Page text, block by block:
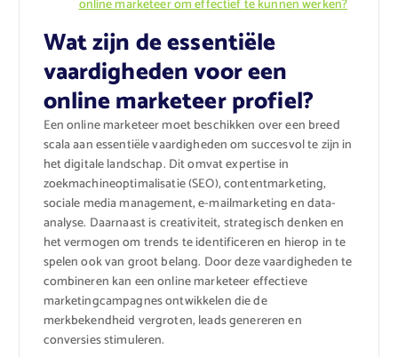
online marketeer om effectief te kunnen werken?
Wat zijn de essentiële
vaardigheden voor een
online marketeer profiel?
Een online marketeer moet beschikken over een breed
scala aan essentiële vaardigheden om succesvol te zijn in
het digitale landschap. Dit omvat expertise in
zoekmachineoptimalisatie (SEO), contentmarketing,
sociale media management, e-mailmarketing en data-
analyse. Daarnaast is creativiteit, strategisch denken en
het vermogen om trends te identificeren en hierop in te
spelen ook van groot belang. Door deze vaardigheden te
combineren kan een online marketeer effectieve
marketingcampagnes ontwikkelen die de
merkbekendheid vergroten, leads genereren en
conversies stimuleren.